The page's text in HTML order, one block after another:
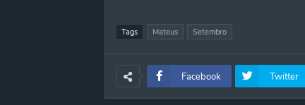
Tags Mateus Setembro
Facebook Twitter